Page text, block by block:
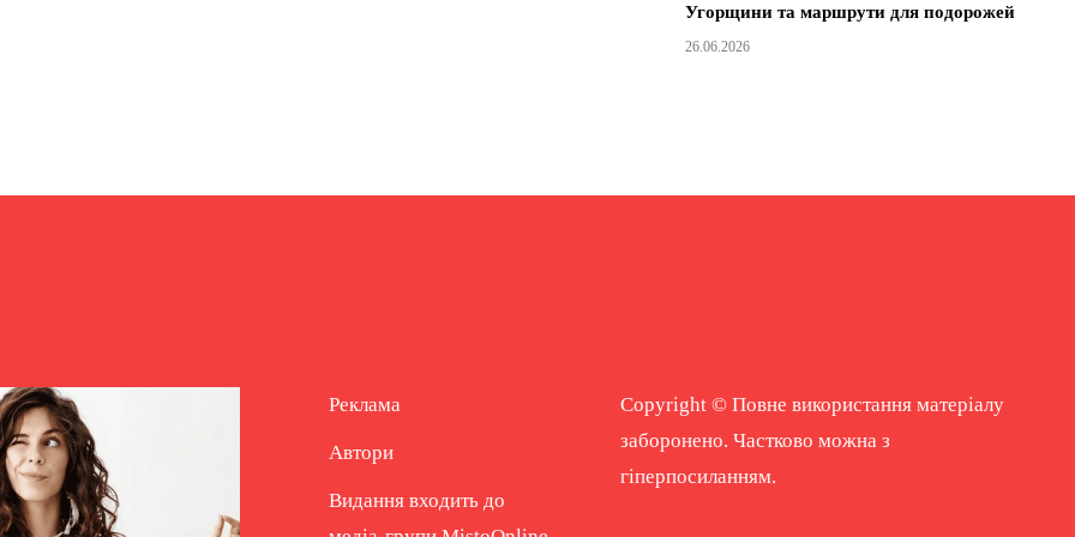
Угорщини та маршрути для подорожей
26.06.2026
Реклама
Автори
Видання входить до
Copyright © Повне використання матеріалу
заборонено. Частково можна з
гіперпосиланням.